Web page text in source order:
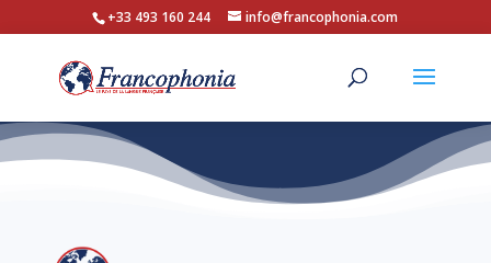
+33 493 160 244 info@francophonia.com